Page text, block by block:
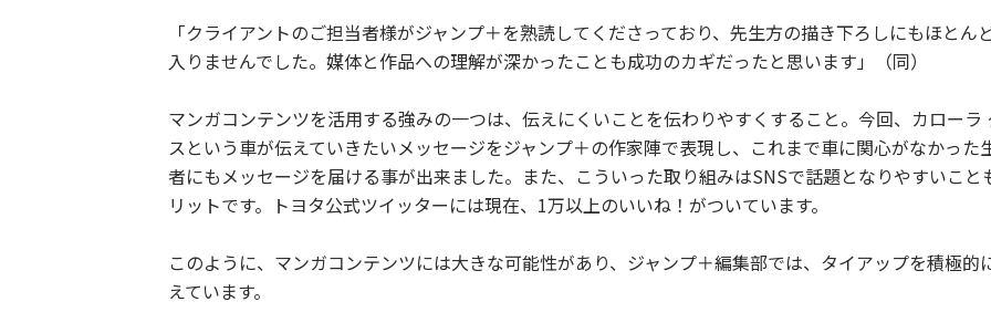
「クライアントのご担当者様がジャンプ＋を熟読してくださっており、先生方の描き下ろしにもほとん
入りませんでした。媒体と作品への理解が深かったことも成功のカギだったと思います」（同）
マンガコンテンツを活用する強みの一つは、伝えにくいことを伝わりやすくすること。今回、カローラ
スという車が伝えていきたいメッセージをジャンプ＋の作家陣で表現し、これまで車に関心がなかった
者にもメッセージを届ける事が出来ました。また、こういった取り組みはSNSで話題となりやすいこと
リットです。トヨタ公式ツイッターには現在、1万以上のいいね！がついています。
このように、マンガコンテンツには大きな可能性があり、ジャンプ＋編集部では、タイアップを積極的
えています。